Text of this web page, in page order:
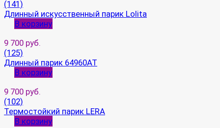
(141)
Длинный искусственный парик Lolita
В корзину
9 700 руб.
(125)
Длинный парик 64960AT
В корзину
9 700 руб.
(102)
Термостойкий парик LERA
В корзину